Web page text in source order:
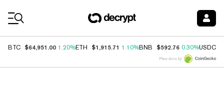
BTC $64,951.00 1.20%ETH $1,915.71 1.10%BNB $592.76 0.30%USDC
Price data by